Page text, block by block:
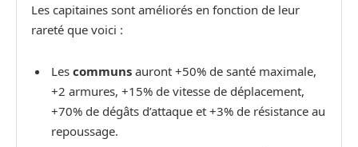
Les capitaines sont améliorés en fonction de leur
rareté que voici :
Les communs auront +50% de santé maximale,
+2 armures, +15% de vitesse de déplacement,
+70% de dégâts d’attaque et +3% de résistance au
repoussage.